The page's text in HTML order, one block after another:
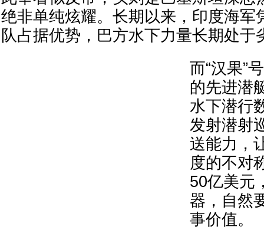
绝非单纯炫耀。长期以来，印度海军
队占据优势，巴方水下力量长期处于
而“汉果”
的先进潜
水下潜行
发射潜射
送能力，
度的不对
50亿美元
器，自然
事价值。